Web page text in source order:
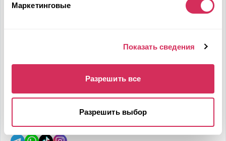
Маркетинговые
Показать сведения
Разрешить все
Разрешить выбор
Мамыр-1 м-н, дом 26, БЦ QUORUM, 6 этаж, 602 офис,
7-700-444-88-28
E-mail:
leads@w8shipping.kz
Социальные сети: